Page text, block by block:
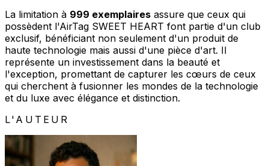
La limitation à 999 exemplaires assure que ceux qui
possèdent l'AirTag SWEET HEART font partie d'un club
exclusif, bénéficiant non seulement d'un produit de
haute technologie mais aussi d'une pièce d'art. Il
représente un investissement dans la beauté et
l'exception, promettant de capturer les cœurs de ceux
qui cherchent à fusionner les mondes de la technologie
et du luxe avec élégance et distinction.
L'AUTEUR